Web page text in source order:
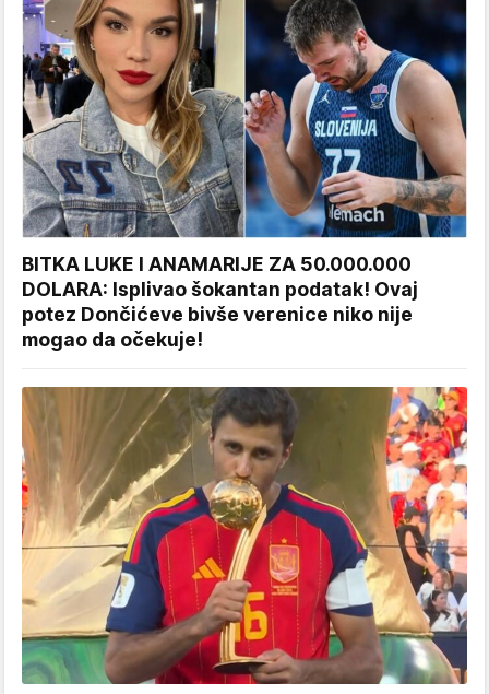
BITKA LUKE I ANAMARIJE ZA 50.000.000
DOLARA: Isplivao šokantan podatak! Ovaj
potez Dončićeve bivše verenice niko nije
mogao da očekuje!